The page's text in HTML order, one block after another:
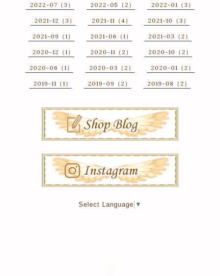
2022-07（3） 2022-05（2） 2022-01（3）
2021-12（3） 2021-11（4） 2021-10（3）
2021-09（1） 2021-06（1） 2021-03（2）
2020-12（1） 2020-11（2） 2020-10（2）
2020-06（1） 2020-03（2） 2020-01（2）
2019-11（1） 2019-09（2） 2019-08（2）
Select Language ▼